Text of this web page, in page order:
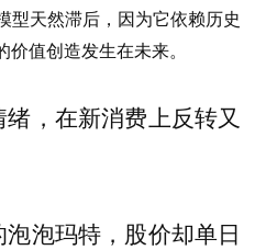
型天然滞后，因为它依赖历史
值创造发生在未来。
，在新消费上反转又
泡玛特，股价却单日